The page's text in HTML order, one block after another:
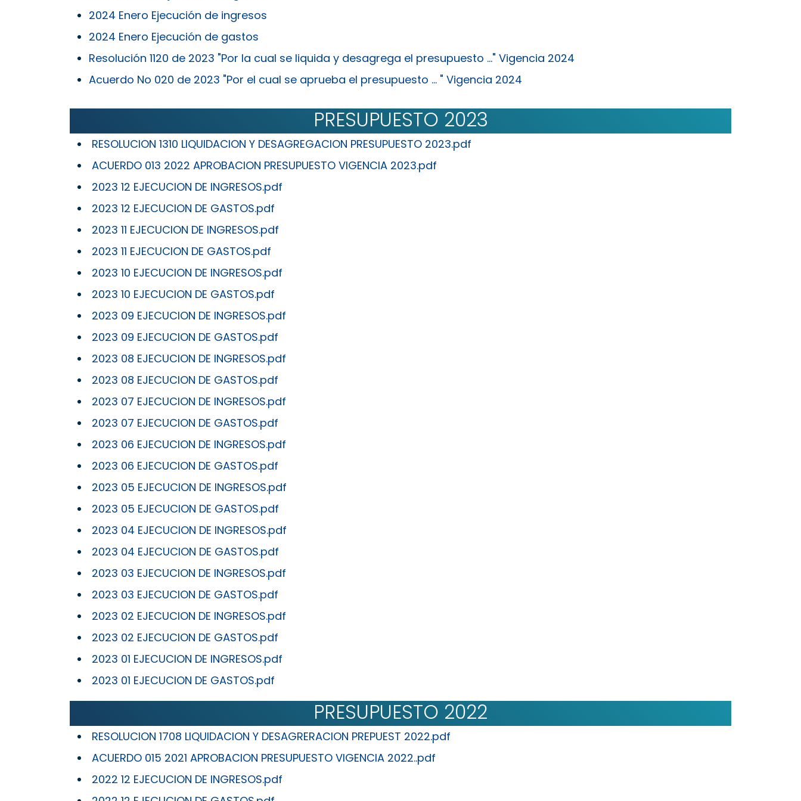
2024 Enero Ejecución de ingresos
2024 Enero Ejecución de gastos
Resolución 1120 de 2023 "Por la cual se liquida y desagrega el presupuesto ..." Vigencia 2024
Acuerdo No 020 de 2023 "Por el cual se aprueba el presupuesto ... " Vigencia 2024
PRESUPUESTO 2023
RESOLUCION 1310 LIQUIDACION Y DESAGREGACION PRESUPUESTO 2023.pdf
ACUERDO 013 2022 APROBACION PRESUPUESTO VIGENCIA 2023.pdf
2023 12 EJECUCION DE INGRESOS.pdf
2023 12 EJECUCION DE GASTOS.pdf
2023 11 EJECUCION DE INGRESOS.pdf
2023 11 EJECUCION DE GASTOS.pdf
2023 10 EJECUCION DE INGRESOS.pdf
2023 10 EJECUCION DE GASTOS.pdf
2023 09 EJECUCION DE INGRESOS.pdf
2023 09 EJECUCION DE GASTOS.pdf
2023 08 EJECUCION DE INGRESOS.pdf
2023 08 EJECUCION DE GASTOS.pdf
2023 07 EJECUCION DE INGRESOS.pdf
2023 07 EJECUCION DE GASTOS.pdf
2023 06 EJECUCION DE INGRESOS.pdf
2023 06 EJECUCION DE GASTOS.pdf
2023 05 EJECUCION DE INGRESOS.pdf
2023 05 EJECUCION DE GASTOS.pdf
2023 04 EJECUCION DE INGRESOS.pdf
2023 04 EJECUCION DE GASTOS.pdf
2023 03 EJECUCION DE INGRESOS.pdf
2023 03 EJECUCION DE GASTOS.pdf
2023 02 EJECUCION DE INGRESOS.pdf
2023 02 EJECUCION DE GASTOS.pdf
2023 01 EJECUCION DE INGRESOS.pdf
2023 01 EJECUCION DE GASTOS.pdf
PRESUPUESTO 2022
RESOLUCION 1708 LIQUIDACION Y DESAGRERACION PREPUEST 2022.pdf
ACUERDO 015 2021 APROBACION PRESUPUESTO VIGENCIA 2022..pdf
2022 12 EJECUCION DE INGRESOS.pdf